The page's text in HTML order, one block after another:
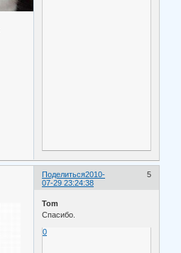
Поделиться 5
2010-
07-29 23:24:38
Tom
Спасибо.
0